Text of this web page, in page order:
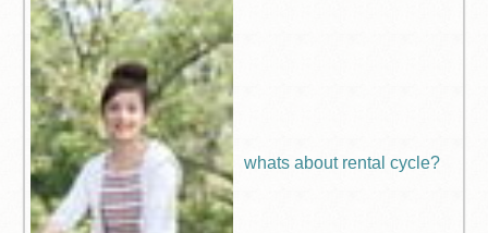
whats about rental cycle?